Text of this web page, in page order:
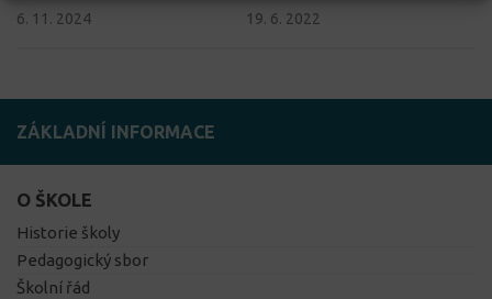
6. 11. 2024 19. 6. 2022
ZÁKLADNÍ INFORMACE
O ŠKOLE
Historie školy
Pedagogický sbor
Školní řád